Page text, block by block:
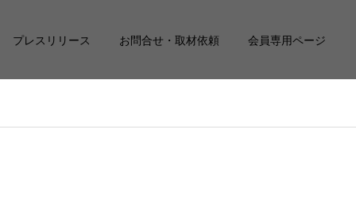
プレスリリース お問合せ・取材依頼 会員専用ページ